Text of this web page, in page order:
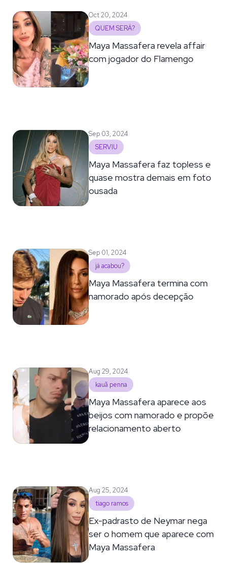
Oct 20, 2024
QUEM SERÁ?
Maya Massafera revela affair
com jogador do Flamengo
Sep 03, 2024
SERVIU
Maya Massafera faz topless e
quase mostra demais em foto
ousada
Sep 01, 2024
já acabou?
Maya Massafera termina com
namorado após decepção
Aug 29, 2024
kauã penna
Maya Massafera aparece aos
beijos com namorado e propõe
relacionamento aberto
Aug 25, 2024
tiago ramos
Ex-padrasto de Neymar nega
ser o homem que aparece com
Maya Massafera